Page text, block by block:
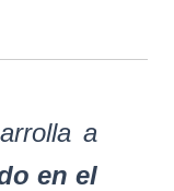
a
en el